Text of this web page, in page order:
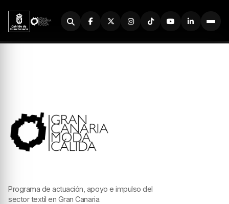
Buscador
Programa de actuación, apoyo e impulso del
sector textil en Gran Canaria.